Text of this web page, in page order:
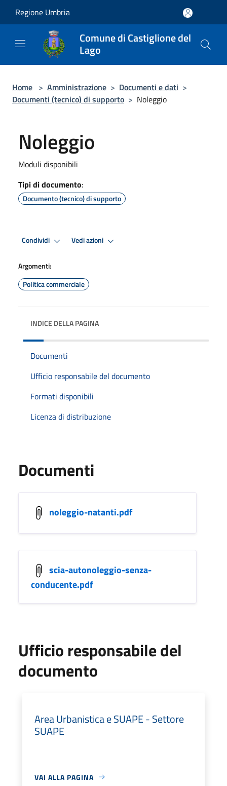
Regione Umbria
Comune di Castiglione del
Lago
Home > Amministrazione > Documenti e dati >
Documenti (tecnico) di supporto > Noleggio
Noleggio
Moduli disponibili
Tipi di documento:
Documento (tecnico) di supporto
Condividi Vedi azioni
Argomenti:
Politica commerciale
INDICE DELLA PAGINA
Documenti
Ufficio responsabile del documento
Formati disponibili
Licenza di distribuzione
Documenti
noleggio-natanti.pdf
scia-autonoleggio-senza-
conducente.pdf
Ufficio responsabile del
documento
Area Urbanistica e SUAPE - Settore
SUAPE
VAI ALLA PAGINA